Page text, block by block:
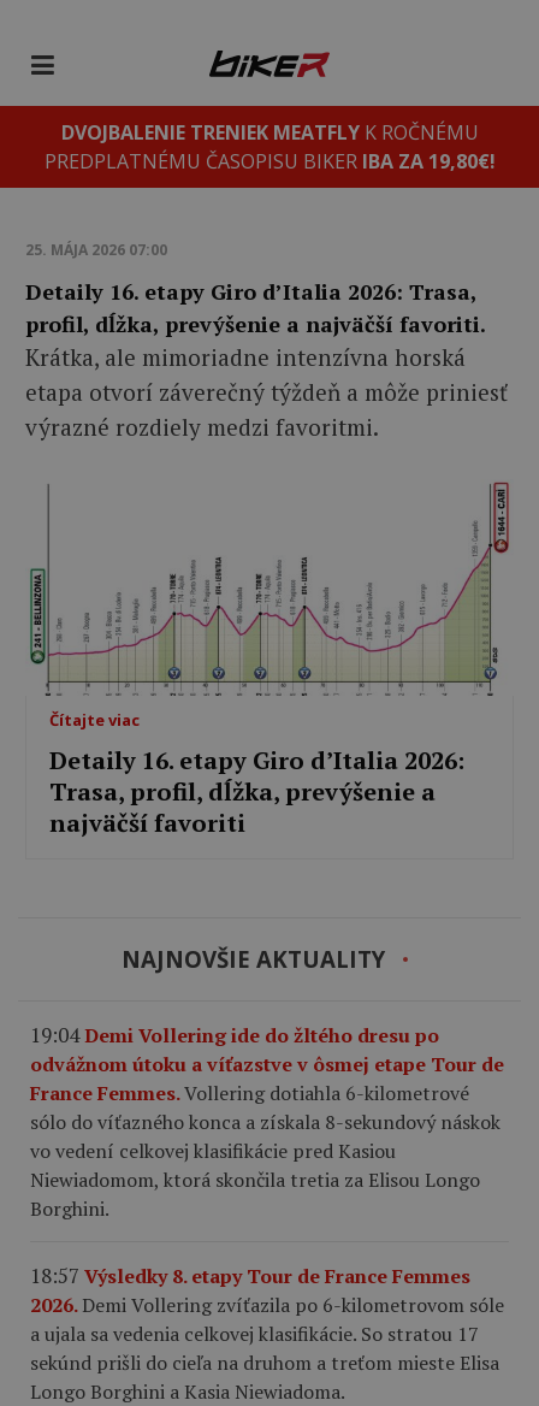
DVOJBALENIE TRENIEK MEATFLYK ROČNÉMU
PREDPLATNÉMU ČASOPISU BIKER IBA ZA 19,80€!
25. MÁJA 2026 07:00
Detaily 16. etapy Giro d’Italia 2026: Trasa,
profil, dĺžka, prevýšenie a najväčší favoriti.
Krátka, ale mimoriadne intenzívna horská
etapa otvorí záverečný týždeň a môže priniesť
výrazné rozdiely medzi favoritmi.
Čítajte viac
Detaily 16. etapy Giro d’Italia 2026:
Trasa, profil, dĺžka, prevýšenie a
najväčší favoriti
NAJNOVŠIE AKTUALITY
19:04Demi Vollering ide do žltého dresu po
odvážnom útoku a víťazstve v ôsmej etape Tour de
France Femmes.Vollering dotiahla 6-kilometrové
sólo do víťazného konca a získala 8-sekundový náskok
vo vedení celkovej klasifikácie pred Kasiou
Niewiadomom, ktorá skončila tretia za Elisou Longo
Borghini.
18:57 Výsledky 8. etapy Tour de France Femmes
2026.Demi Vollering zvíťazila po 6-kilometrovom sóle
a ujala sa vedenia celkovej klasifikácie. So stratou 17
sekúnd prišli do cieľa na druhom a treťom mieste Elisa
Longo Borghini a Kasia Niewiadoma.